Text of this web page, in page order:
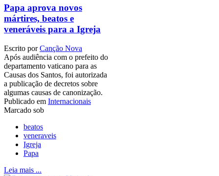
Papa aprova novos
mártires, beatos e
veneráveis para a Igreja
Escrito porCanção Nova
Após audiência com o prefeito do
departamento vaticano para as
Causas dos Santos, foi autorizada
a publicação de decretos sobre
algumas causas de canonização.
Publicado em Internacionais
Marcado sob
beatos
veneraveis
Igreja
Papa
Leia mais ...